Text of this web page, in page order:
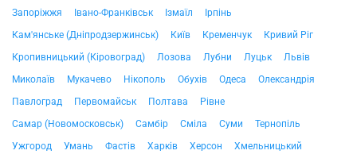
Запоріжжя
Івано-Франківськ Ізмаїл
Ірпінь
Кам'янське (Дніпродзержинськ)
Київ Кременчук
Кривий Ріг
Кропивницький (Кіровоград)
Лозова Лубни Луцьк
Львів
Миколаїв
Мукачево Нікополь Обухів Одеса
Олександрія
Павлоград
Первомайськ Полтава
Рівне
Самар (Новомосковськ)
Самбір Сміла Суми
Тернопіль
Ужгород
Умань Фастів Харків Херсон
Хмельницький